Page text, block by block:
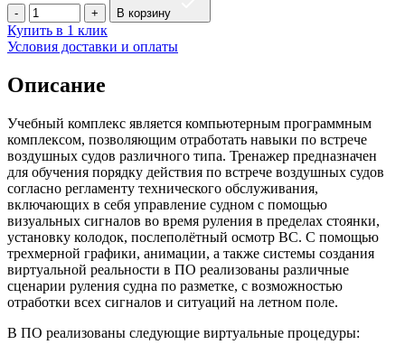
В корзину
Купить в 1 клик
Условия доставки и оплаты
Описание
Учебный комплекс является компьютерным программным
комплексом, позволяющим отработать навыки по встрече
воздушных судов различного типа. Тренажер предназначен
для обучения порядку действия по встрече воздушных судов
согласно регламенту технического обслуживания,
включающих в себя управление судном с помощью
визуальных сигналов во время руления в пределах стоянки,
установку колодок, послеполётный осмотр ВС. С помощью
трехмерной графики, анимации, а также системы создания
виртуальной реальности в ПО реализованы различные
сценарии руления судна по разметке, с возможностью
отработки всех сигналов и ситуаций на летном поле.
В ПО реализованы следующие виртуальные процедуры: